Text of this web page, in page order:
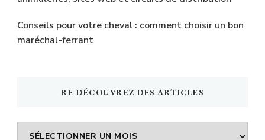
Conseils pour votre cheval : comment choisir un bon
maréchal-ferrant
RE DÉCOUVREZ DES ARTICLES